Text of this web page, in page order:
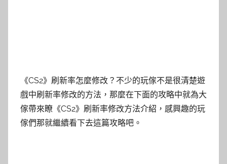
《CS2》刷新率怎麼修改？不少的玩傢不是很清楚遊
戲中刷新率修改的方法，那麼在下面的攻略中就為大
傢帶來瞭《CS2》刷新率修改方法介紹，感興趣的玩
傢們那就繼續看下去這篇攻略吧。